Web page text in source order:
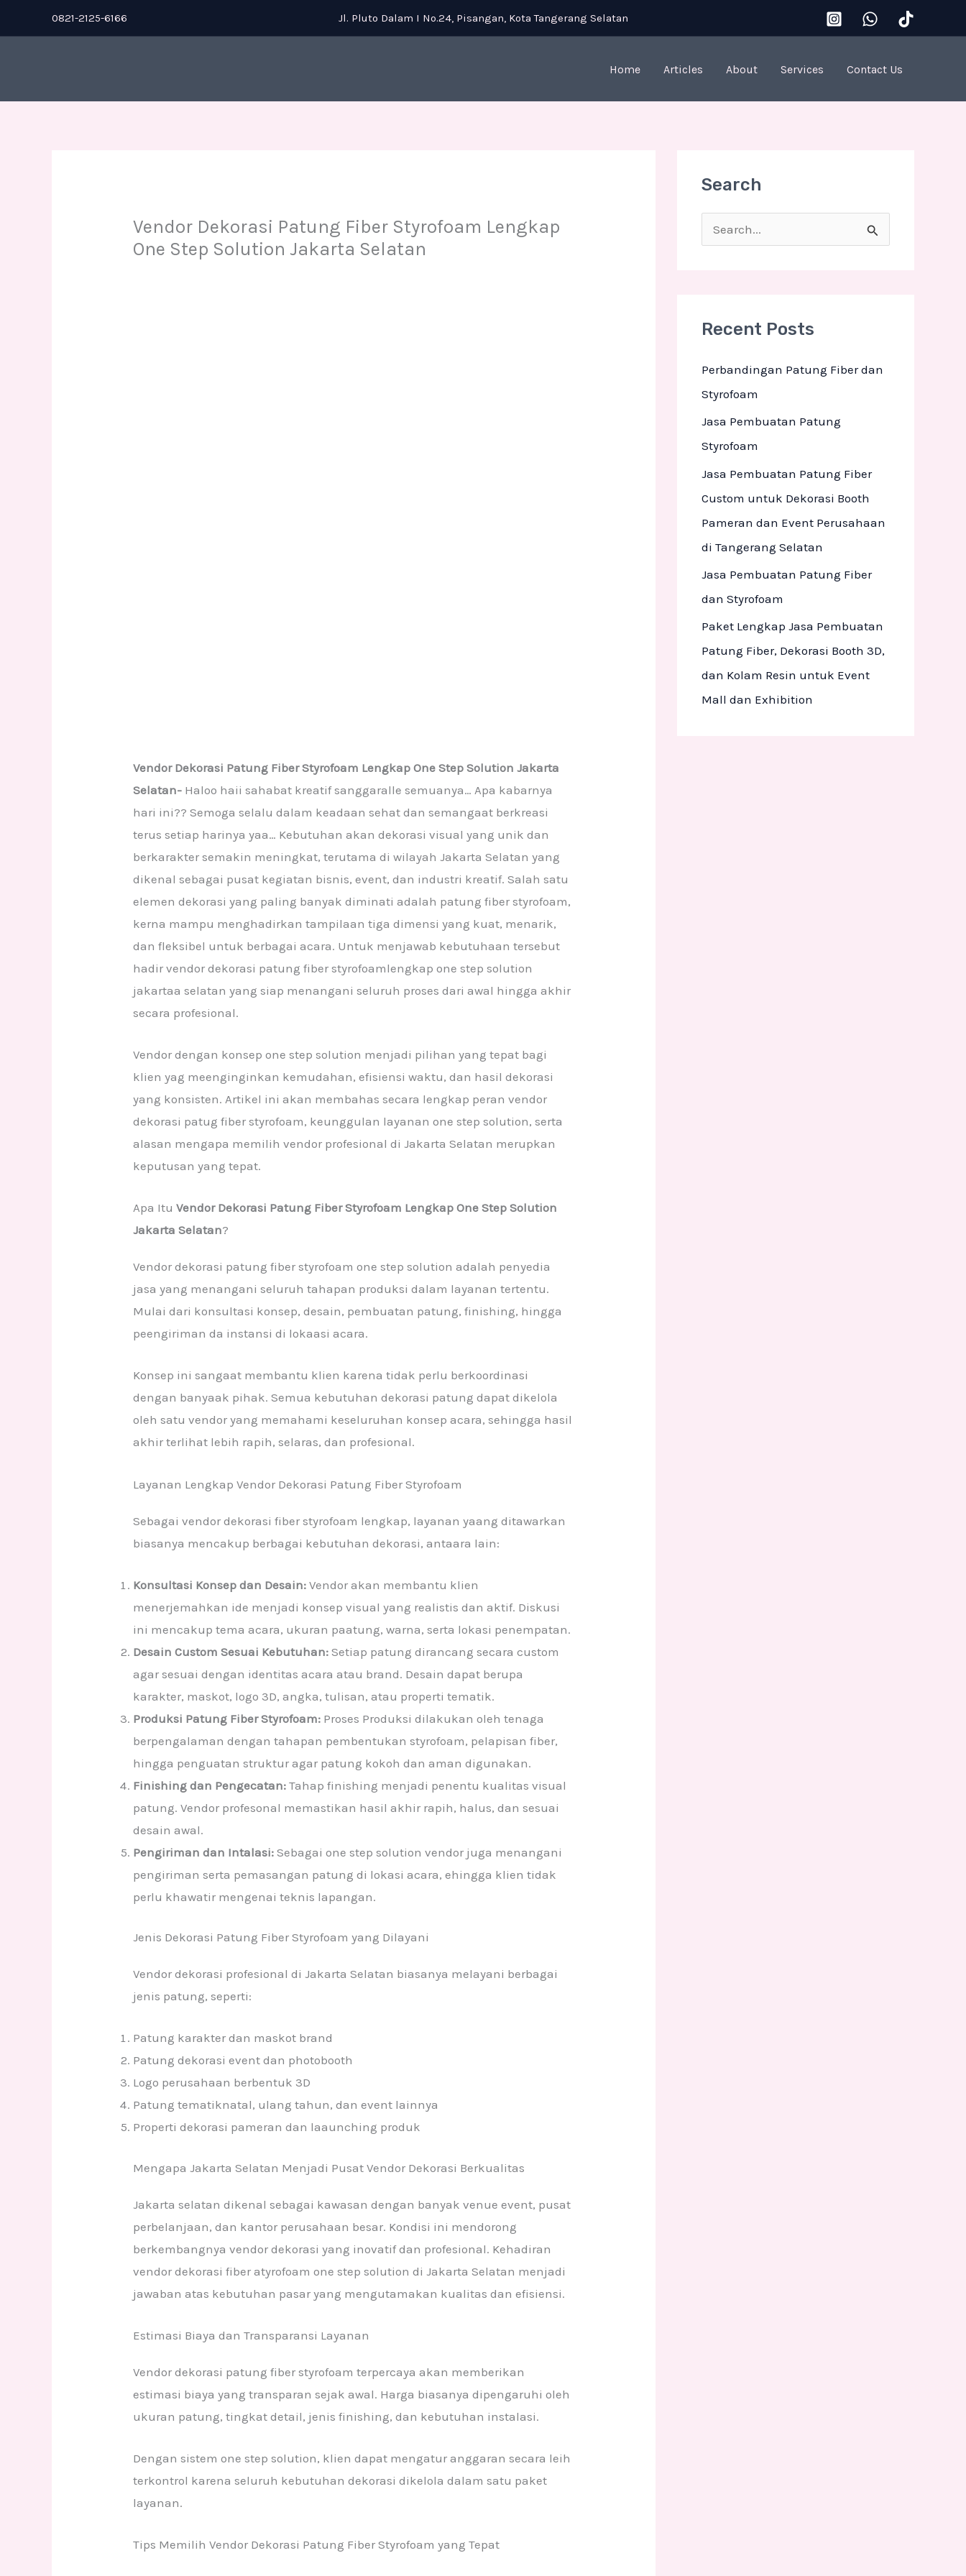
to
0821-2125-6166 Jl. Pluto Dalam I No.24, Pisangan, Kota Tangerang Selatan
Home Articles About Services Contact Us
Vendor Dekorasi Patung Fiber Styrofoam Lengkap
One Step Solution Jakarta Selatan
Vendor Dekorasi Patung Fiber Styrofoam Lengkap One Step Solution Jakarta
Selatan- Haloo haii sahabat kreatif sanggaralle semuanya… Apa kabarnya
hari ini?? Semoga selalu dalam keadaan sehat dan semangaat berkreasi
terus setiap harinya yaa… Kebutuhan akan dekorasi visual yang unik dan
berkarakter semakin meningkat, terutama di wilayah Jakarta Selatan yang
dikenal sebagai pusat kegiatan bisnis, event, dan industri kreatif. Salah satu
elemen dekorasi yang paling banyak diminati adalah patung fiber styrofoam,
kerna mampu menghadirkan tampilaan tiga dimensi yang kuat, menarik,
dan fleksibel untuk berbagai acara. Untuk menjawab kebutuhaan tersebut
hadir vendor dekorasi patung fiber styrofoamlengkap one step solution
jakartaa selatan yang siap menangani seluruh proses dari awal hingga akhir
secara profesional.
Vendor dengan konsep one step solution menjadi pilihan yang tepat bagi
klien yag meenginginkan kemudahan, efisiensi waktu, dan hasil dekorasi
yang konsisten. Artikel ini akan membahas secara lengkap peran vendor
dekorasi patug fiber styrofoam, keunggulan layanan one step solution, serta
alasan mengapa memilih vendor profesional di Jakarta Selatan merupkan
keputusan yang tepat.
Apa ItuVendor Dekorasi Patung Fiber Styrofoam Lengkap One Step Solution
Jakarta Selatan?
Vendor dekorasi patung fiber styrofoam one step solution adalah penyedia
jasa yang menangani seluruh tahapan produksi dalam layanan tertentu.
Mulai dari konsultasi konsep, desain, pembuatan patung, finishing, hingga
peengiriman da instansi di lokaasi acara.
Konsep ini sangaat membantu klien karena tidak perlu berkoordinasi
dengan banyaak pihak. Semua kebutuhan dekorasi patung dapat dikelola
oleh satu vendor yang memahami keseluruhan konsep acara, sehingga hasil
akhir terlihat lebih rapih, selaras, dan profesional.
Layanan Lengkap Vendor Dekorasi Patung Fiber Styrofoam
Sebagai vendor dekorasi fiber styrofoam lengkap, layanan yaang ditawarkan
biasanya mencakup berbagai kebutuhan dekorasi, antaara lain:
Konsultasi Konsep dan Desain:Vendor akan membantu klien
menerjemahkan ide menjadi konsep visual yang realistis dan aktif. Diskusi
ini mencakup tema acara, ukuran paatung, warna, serta lokasi penempatan.
Desain Custom Sesuai Kebutuhan:Setiap patung dirancang secara custom
agar sesuai dengan identitas acara atau brand. Desain dapat berupa
karakter, maskot, logo 3D, angka, tulisan, atau properti tematik.
Produksi Patung Fiber Styrofoam: Proses Produksi dilakukan oleh tenaga
berpengalaman dengan tahapan pembentukan styrofoam, pelapisan fiber,
hingga penguatan struktur agar patung kokoh dan aman digunakan.
Finishing dan Pengecatan:Tahap finishing menjadi penentu kualitas visual
patung. Vendor profesonal memastikan hasil akhir rapih, halus, dan sesuai
desain awal.
Pengiriman dan Intalasi:Sebagai one step solution vendor juga menangani
pengiriman serta pemasangan patung di lokasi acara, ehingga klien tidak
perlu khawatir mengenai teknis lapangan.
Jenis Dekorasi Patung Fiber Styrofoam yang Dilayani
Vendor dekorasi profesional di Jakarta Selatan biasanya melayani berbagai
jenis patung, seperti:
Patung karakter dan maskot brand
Patung dekorasi event dan photobooth
Logo perusahaan berbentuk 3D
Patung tematiknatal, ulang tahun, dan event lainnya
Properti dekorasi pameran dan laaunching produk
Mengapa Jakarta Selatan Menjadi Pusat Vendor Dekorasi Berkualitas
Jakarta selatan dikenal sebagai kawasan dengan banyak venue event, pusat
perbelanjaan, dan kantor perusahaan besar. Kondisi ini mendorong
berkembangnya vendor dekorasi yang inovatif dan profesional. Kehadiran
vendor dekorasi fiber atyrofoam one step solution di Jakarta Selatan menjadi
jawaban atas kebutuhan pasar yang mengutamakan kualitas dan efisiensi.
Estimasi Biaya dan Transparansi Layanan
Vendor dekorasi patung fiber styrofoam terpercaya akan memberikan
estimasi biaya yang transparan sejak awal. Harga biasanya dipengaruhi oleh
ukuran patung, tingkat detail, jenis finishing, dan kebutuhan instalasi.
Dengan sistem one step solution, klien dapat mengatur anggaran secara leih
terkontrol karena seluruh kebutuhan dekorasi dikelola dalam satu paket
layanan.
Tips Memilih Vendor Dekorasi Patung Fiber Styrofoam yang Tepat
Search
c
r
:
Recent Posts
Perbandingan Patung Fiber dan
Styrofoam
Jasa Pembuatan Patung
Styrofoam
Jasa Pembuatan Patung Fiber
Custom untuk Dekorasi Booth
Pameran dan Event Perusahaan
di Tangerang Selatan
Jasa Pembuatan Patung Fiber
dan Styrofoam
Paket Lengkap Jasa Pembuatan
Patung Fiber, Dekorasi Booth 3D,
dan Kolam Resin untuk Event
Mall dan Exhibition